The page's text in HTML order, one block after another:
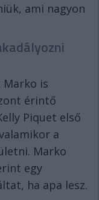
ami nagyon
Marko is
érintő
Piquet első
a
Marko
egy
ha apa lesz.